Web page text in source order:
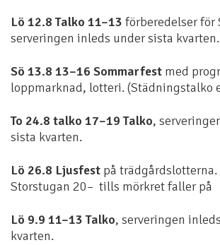
Lö 12.8 Talko 11–13 förberedelser för
serveringen inleds under sista kvarten.
Sö 13.8 13–16 Sommarfest med
loppmarknad, lotteri. (Städningstalko
To 24.8 talko 17–19 Talko,
sista kvarten.
Lö 26.8 Ljusfest på
Storstugan 20– tills mörkret faller på
Lö 9.9 11–13 Talko, serveringen
kvarten.